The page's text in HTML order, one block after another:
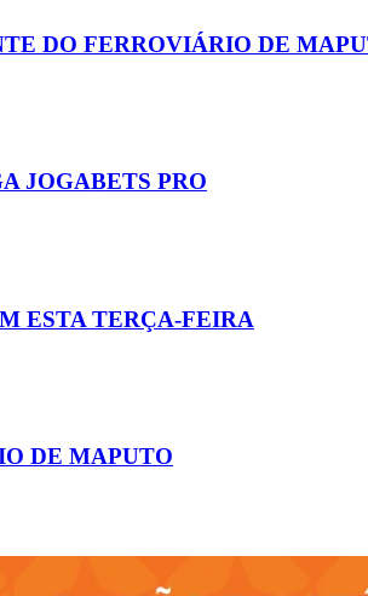
DO FERROVIÁRIO DE
JOGABETS PRO
ESTA TERÇA-FEIRA
DE MAPUTO